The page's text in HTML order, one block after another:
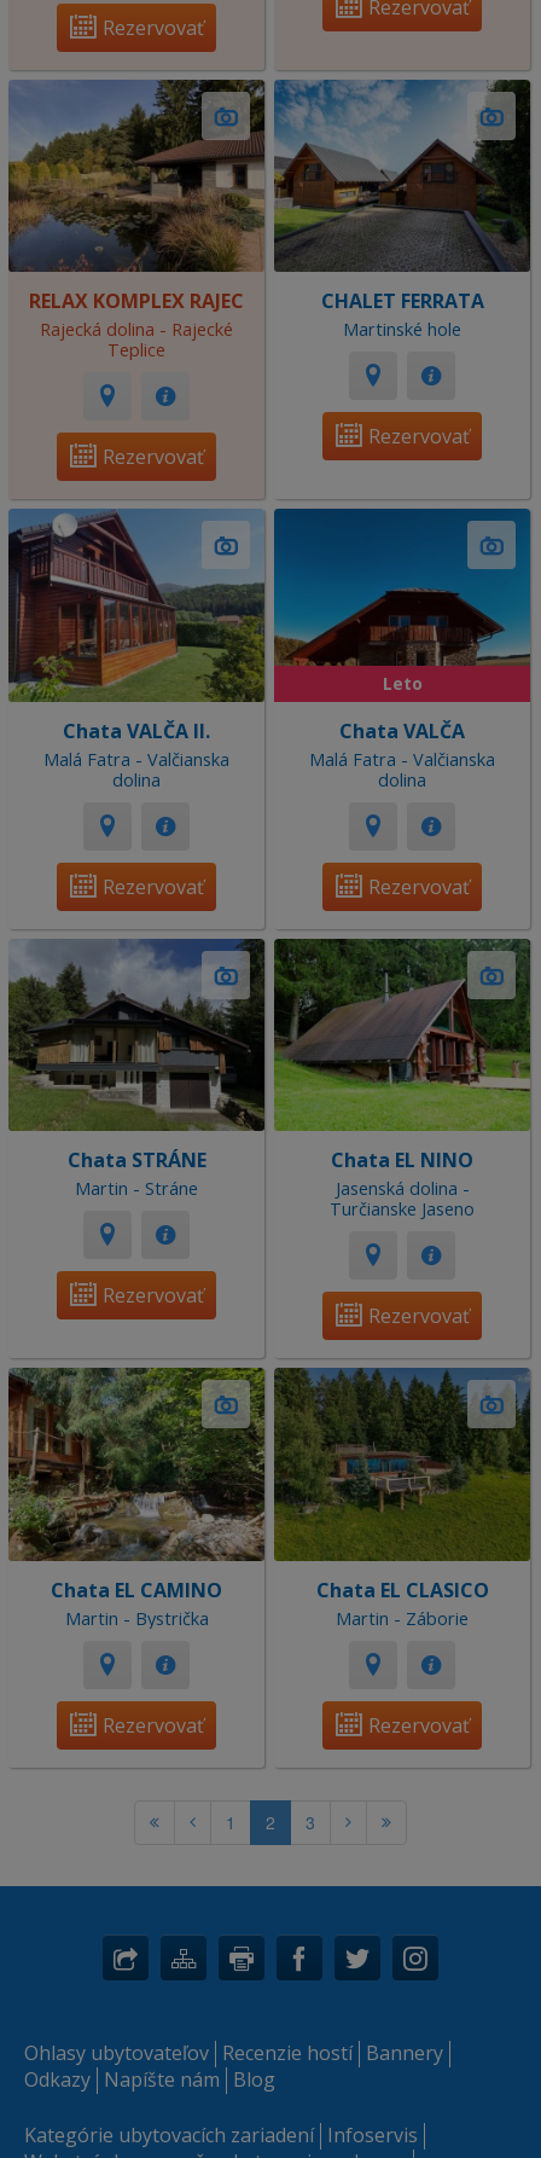
Rezervovať
Rezervovať
RELAX KOMPLEX RAJEC
Rajecká dolina - Rajecké
Teplice
Rezervovať
CHALET FERRATA
Martinské hole
Rezervovať
Chata VALČA II.
Malá Fatra - Valčianska
dolina
Rezervovať
Leto
Chata VALČA
Malá Fatra - Valčianska
dolina
Rezervovať
Chata STRÁNE
Martin - Stráne
Rezervovať
Chata EL NINO
Jasenská dolina -
Turčianske Jaseno
Rezervovať
Chata EL CAMINO
Martin - Bystrička
Rezervovať
Chata EL CLASICO
Martin - Záborie
Rezervovať
1 2 3
Ohlasy ubytovateľov Recenzie hostí Bannery
Odkazy Napíšte nám Blog
Kategórie ubytovacích zariadení Infoservis